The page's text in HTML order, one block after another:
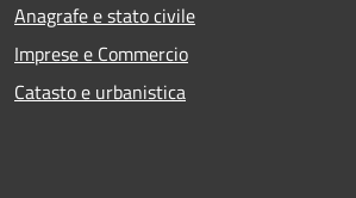
Anagrafe e stato civile
Imprese e Commercio
Catasto e urbanistica